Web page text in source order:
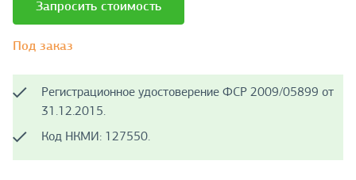
Запросить стоимость
Под заказ
Регистрационное удостоверение ФСР 2009/05899 от
31.12.2015.
Код НКМИ: 127550.